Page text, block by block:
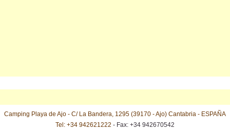
Camping Playa de Ajo - C/ La Bandera, 1295 (39170 - Ajo) Cantabria - ESPAÑA
Tel: +34 942621222 - Fax: +34 942670542